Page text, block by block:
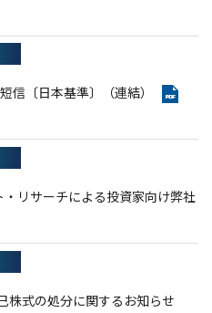
〔日本基準〕（連結）
リサーチによる投資家向け弊社
株式の処分に関するお知らせ